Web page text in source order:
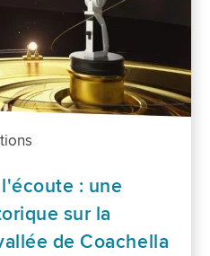
: une
sur la
de Coachella